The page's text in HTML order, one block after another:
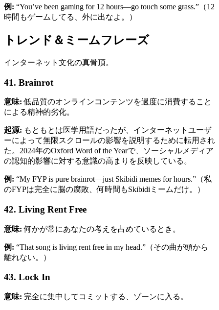
例: “You’ve been gaming for 12 hours—go touch some grass.”（12
時間もゲームしてる、外に出なよ。）
トレンド＆ミームフレーズ
インターネット文化の真骨頂。
41. Brainrot
意味: 低品質のオンラインコンテンツを過度に消費すること
による精神的劣化。
起源: もともとは医学用語だったが、インターネットユーザ
ーによって無限スクロールの影響を説明するために転用され
た。2024年のOxford Word of the Yearで、ソーシャルメディア
の認知的影響に対する意識の高まりを反映している。
例: “My FYP is pure brainrot—just Skibidi memes for hours.”（私
のFYPは完全に脳の腐敗、何時間もSkibidiミームだけ。）
42. Living Rent Free
意味: 何かが常にあなたの考えを占めているとき。
例: “That song is living rent free in my head.”（その曲が頭から
離れない。）
43. Lock In
意味: 完全に集中してコミットする、ゾーンに入る。